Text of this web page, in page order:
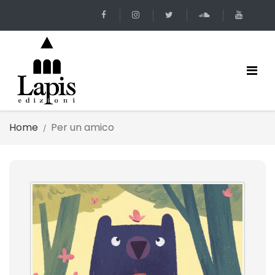
Home Per un amico